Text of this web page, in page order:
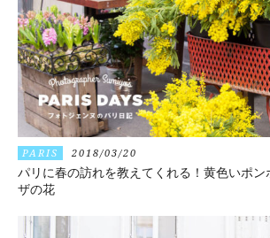
PARIS 2018/03/20
パリに春の訪れを教えてくれる！黄色いポン
ザの花